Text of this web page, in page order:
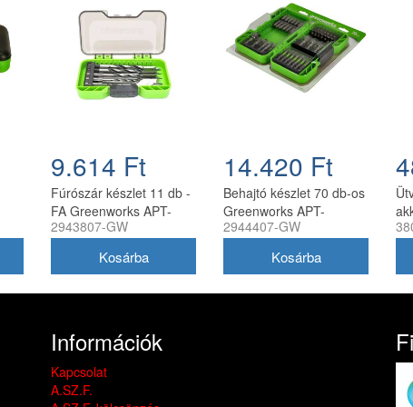
9.614 Ft
Fúrószár készlet 11 db -
FA Greenworks APT-
11WDS-GW
2943807-GW
14.420 Ft
Behajtó készlet 70 db-os
Greenworks APT-
70IRDK-GW
2944407-GW
Információk
Kapcsolat
A.SZ.F.